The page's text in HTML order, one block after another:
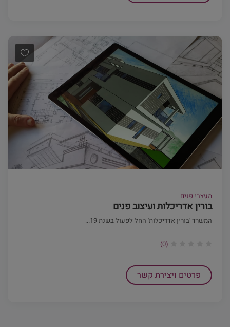
מעצבי פנים
בורין אדריכלות ועיצוב פנים
המשרד 'בורין אדריכלות' החל לפעול בשנת 19...
(0)
פרטים ויצירת קשר